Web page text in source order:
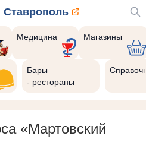
Ставрополь
Медицина Магазины
Бары
- рестораны
«Мартовский